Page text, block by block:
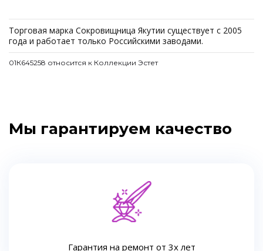
Торговая марка Сокровищница Якутии существует с 2005
года и работает только Российскими заводами.
01К645258 относится к Коллекции Эстет
Мы гарантируем качество
Гарантия на ремонт от 3х лет